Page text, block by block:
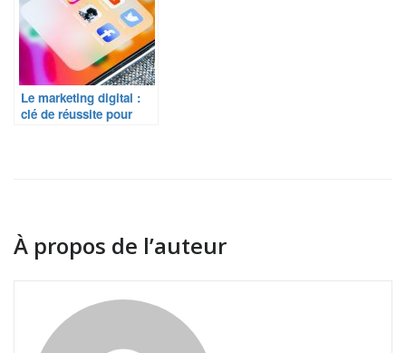
Le marketing digital :
clé de réussite pour
À propos de l’auteur